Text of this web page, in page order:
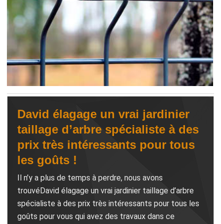
David élagage un vrai jardinier
taillage d’arbre spécialiste à des
prix très intéressants pour tous
les goûts !
Il n’y a plus de temps à perdre, nous avons
trouvéDavid élagage un vrai jardinier taillage d’arbre
spécialiste à des prix très intéressants pour tous les
goûts pour vous qui avez des travaux dans ce